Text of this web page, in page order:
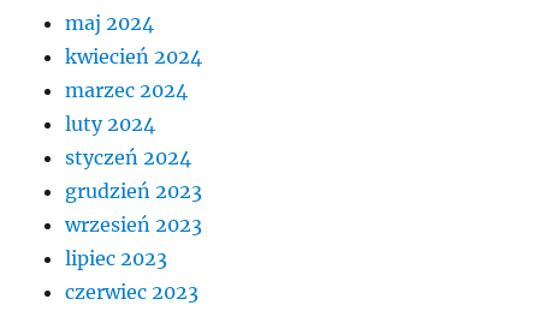
maj 2024
kwiecień 2024
marzec 2024
luty 2024
styczeń 2024
grudzień 2023
wrzesień 2023
lipiec 2023
czerwiec 2023